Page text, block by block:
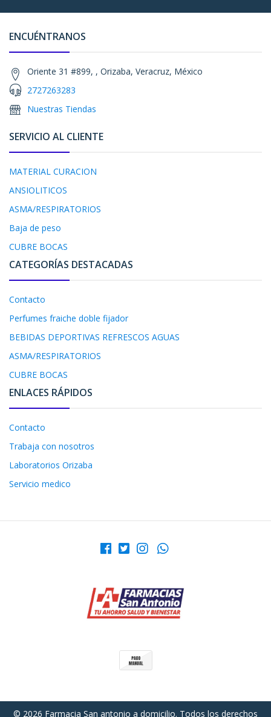
ENCUÉNTRANOS
Oriente 31 #899, , Orizaba, Veracruz, México
2727263283
Nuestras Tiendas
SERVICIO AL CLIENTE
MATERIAL CURACION
ANSIOLITICOS
ASMA/RESPIRATORIOS
Baja de peso
CUBRE BOCAS
CATEGORÍAS DESTACADAS
Contacto
Perfumes fraiche doble fijador
BEBIDAS DEPORTIVAS REFRESCOS AGUAS
ASMA/RESPIRATORIOS
CUBRE BOCAS
ENLACES RÁPIDOS
Contacto
Trabaja con nosotros
Laboratorios Orizaba
Servicio medico
© 2026 Farmacia San antonio a domicilio. Todos los derechos